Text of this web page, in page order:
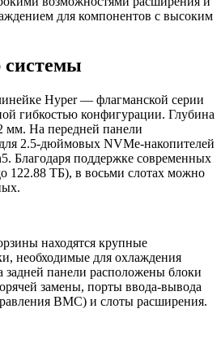
для компонентов с высоким
системы
Hyper — флагманской серии
гибкостью конфигурации. Глубина
мм. На передней панели
2.5-дюймовых NVMe-накопителей
Благодаря поддержке современных
122.88 ТБ), в восьми слотах можно
находятся крупные
необходимые для охлаждения
панели расположены блоки
замены, порты ввода-вывода
BMC) и слоты расширения.